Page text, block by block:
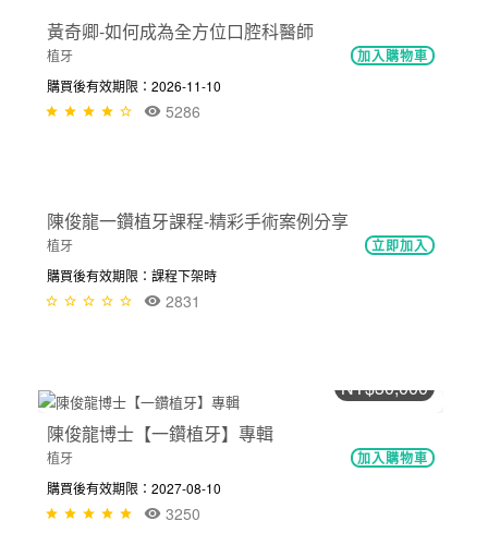
黃奇卿-如何成為全方位口腔科醫師
植牙 加入購物車
購買後有效期限：2026-11-10
5286
陳俊龍一鑽植牙課程-精彩手術案例分享
植牙 立即加入
購買後有效期限：課程下架時
2831
NT$30,000
陳俊龍博士【一鑽植牙】專輯
植牙 加入購物車
購買後有效期限：2027-08-10
3250